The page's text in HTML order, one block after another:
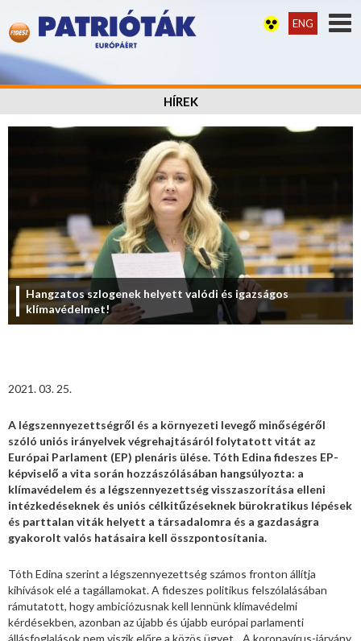
ENG
HÍREK
Hangzatos szlogenek helyett valódi és igazságos
klímavédelmet!
2021. 03. 25.
A légszennyezettségről és a környezeti levegő minőségéről
szóló uniós irányelvek végrehajtásáról folytatott vitát az
Európai Parlament (EP) plenáris ülése. Tóth Edina fideszes EP-
képviselő a vita során hozzászólásában hangsúlyozta: a
klímavédelem és a légszennyezettség visszaszorítása elleni
intézkedéseknek és uniós célkitűzéseknek bürokratikus lépések
és parttalan viták helyett a társadalomra és a gazdaságra
gyakorolt valós hatásaira kell összpontosítania.
Tóth Edina szerint a légszennyezettség számos fronton állítja
kihívások elé a tagállamokat. A fideszes politikus felszólalásában
rámutatott, hogy ambiciózusnak kell lennünk klímavédelmi
kérdésekben, azonban az újabb és újabb európai parlamenti
állásfoglalások nem viszik előre a közös ügyet. „A koronavírus-járvány